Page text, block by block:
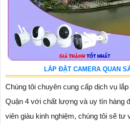
LẮP ĐẶT CAMERA QUAN
Chúng tôi chuyên cung cấp dịch vụ
Quận 4 với chất lượng và uy tín hàng
viên giàu kinh nghiệm, chúng tôi sẽ tư